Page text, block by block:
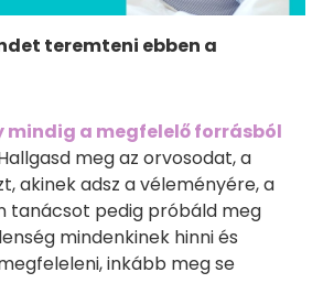
teremteni ebben a
mindig a megfelelő forrásból
meg az orvosodat, a
akinek adsz a véleményére, a
tanácsot pedig próbáld meg
mindenkinek hinni és
inkább meg se